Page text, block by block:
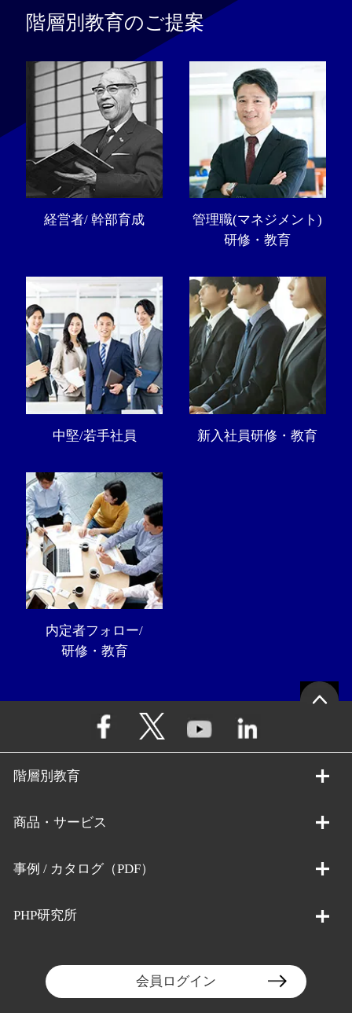
階層別教育のご提案
経営者/ 幹部育成
管理職(マネジメント)
研修・教育
中堅/若手社員 新入社員研修・教育
内定者フォロー/
研修・教育
階層別教育
商品・サービス
事例 / カタログ（PDF）
PHP研究所
会員ログイン